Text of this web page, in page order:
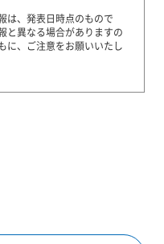
は、発表日時点のもので
と異なる場合がありますの
に、ご注意をお願いいたし